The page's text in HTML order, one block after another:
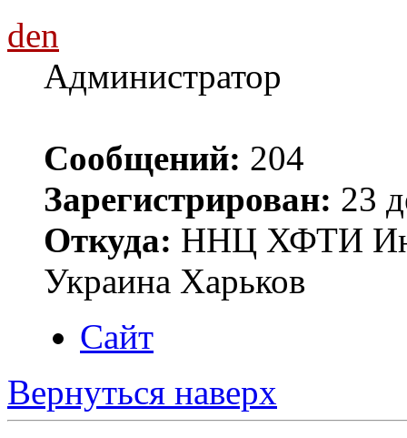
den
Администратор
Сообщений: 204
Зарегистрирован: 23
Откуда: ННЦ ХФТИ
Украина Харьков
Сайт
Вернуться наверх